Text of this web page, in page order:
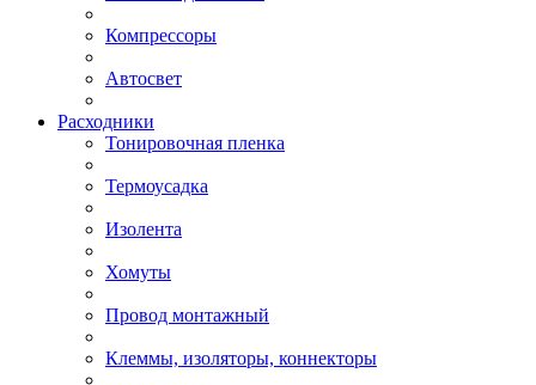
Компрессоры
Автосвет
Расходники
Тонировочная пленка
Термоусадка
Изолента
Хомуты
Провод монтажный
Клеммы, изоляторы, коннекторы